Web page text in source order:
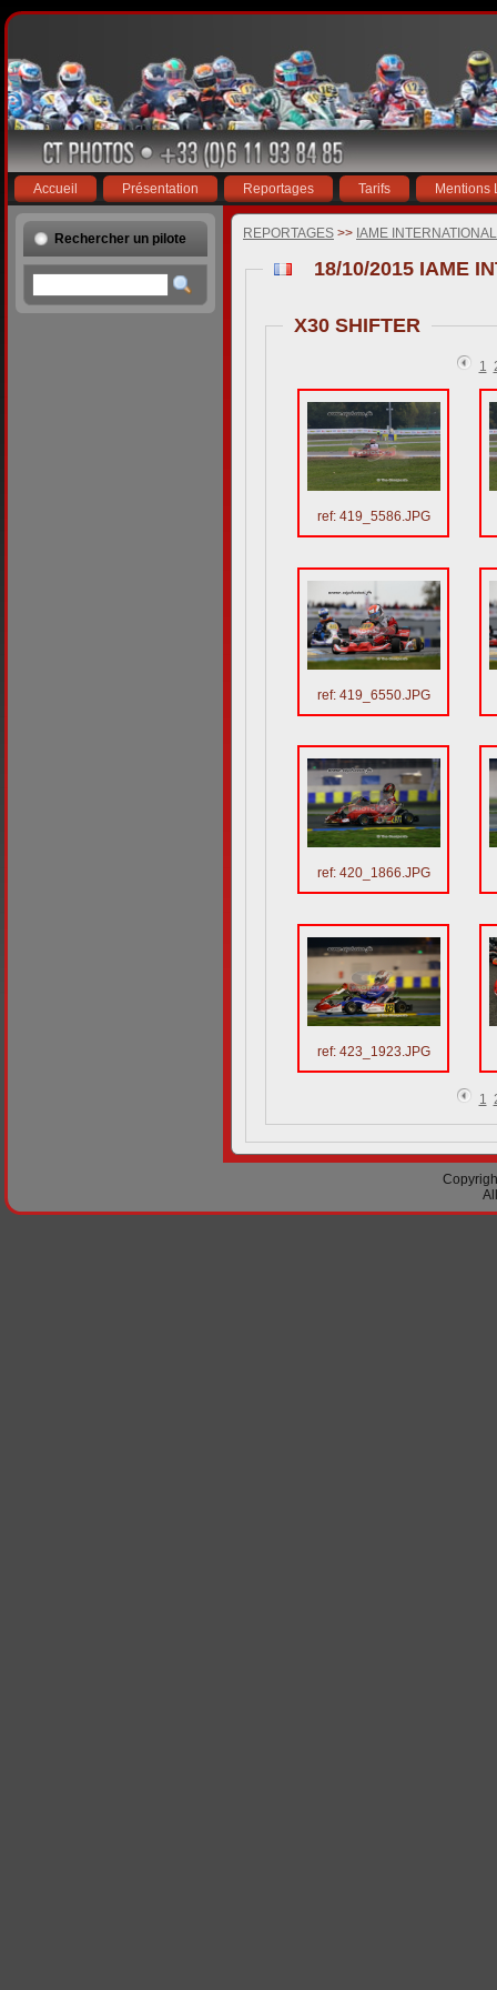
Accueil Présentation Reportages Tarifs Mentions
Rechercher un pilote REPORTAGES >> IAME
X30 SHIFTER
1
ref: 419_5586.JPG
ref: 419_6550.JPG
ref: 420_1866.JPG
ref: 423_1923.JPG
1